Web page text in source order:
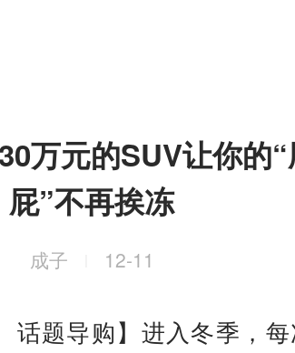
万元的SUV让你的
屁”不再挨冻
成子 12-11
话题导购】进入冬季，每